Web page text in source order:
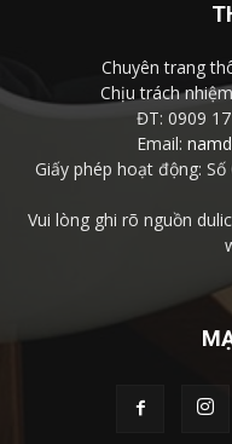
Chuyên trang
Chịu trách
ĐT: 0909
Email:
Giấy phép hoạt động:
Vui lòng ghi rõ nguồn